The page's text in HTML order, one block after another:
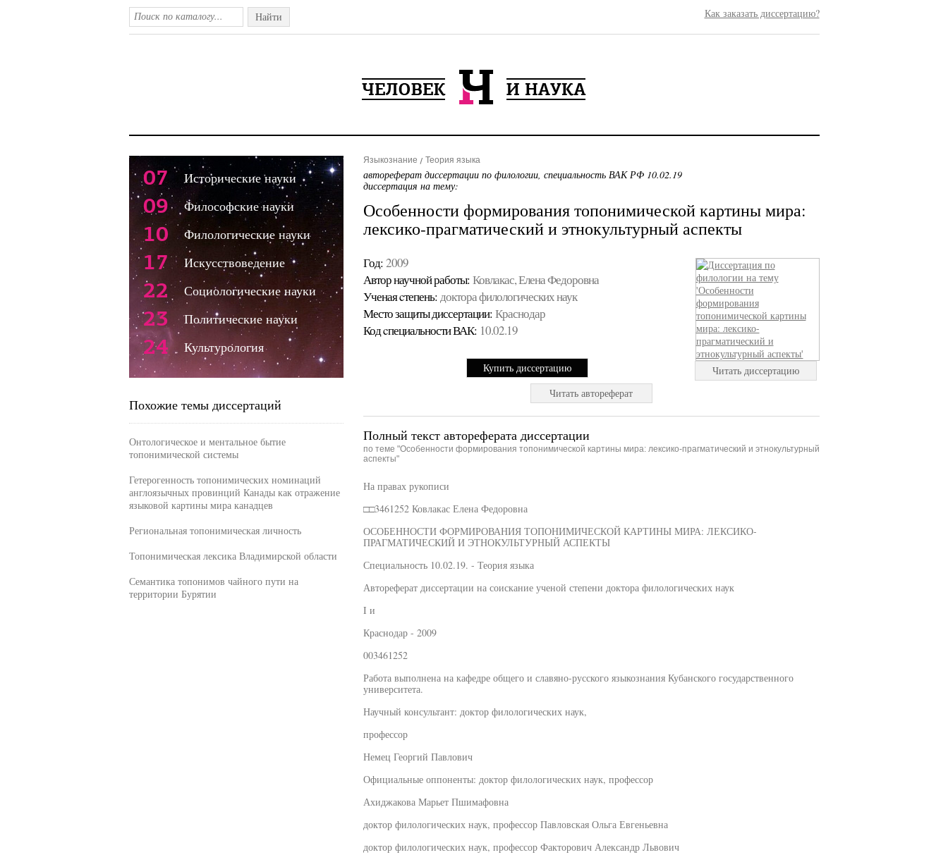
Найти Как заказать диссертацию?
Языкознание Теория языка
автореферат диссертации по филологии, специальность ВАК РФ 10.02.19
диссертация на тему:
Особенности формирования топонимической картины мира:
лексико-прагматический и этнокультурный аспекты
Год: 2009
Автор научной работы: Ковлакас, Елена Федоровна
Ученая cтепень: доктора филологических наук
Место защиты диссертации: Краснодар
Код cпециальности ВАК: 10.02.19
Купить диссертацию
Читать диссертацию
Читать автореферат
Полный текст автореферата диссертации
по теме "Особенности формирования топонимической картины мира: лексико-прагматический и этнокультурный
аспекты"
На правах рукописи
□□3461252 Ковлакас Елена Федоровна
ОСОБЕННОСТИ ФОРМИРОВАНИЯ ТОПОНИМИЧЕСКОЙ КАРТИНЫ МИРА: ЛЕКСИКО-
ПРАГМАТИЧЕСКИЙ И ЭТНОКУЛЬТУРНЫЙ АСПЕКТЫ
Специальность 10.02.19. - Теория языка
Автореферат диссертации на соискание ученой степени доктора филологических наук
I и
Краснодар - 2009
003461252
Работа выполнена на кафедре общего и славяно-русского языкознания Кубанского государственного
университета.
Научный консультант: доктор филологических наук,
профессор
Немец Георгий Павлович
Официальные оппоненты: доктор филологических наук, профессор
Ахиджакова Марьет Пшимафовна
доктор филологических наук, профессор Павловская Ольга Евгеньевна
доктор филологических наук, профессор Факторович Александр Львович
07 Исторические науки
09 Философские науки
10 Филологические науки
17 Искусствоведение
22 Социологические науки
23 Политические науки
24 Культурология
Похожие темы диссертаций
Онтологическое и ментальное бытие
топонимической системы
Гетерогенность топонимических номинаций
англоязычных провинций Канады как отражение
языковой картины мира канадцев
Региональная топонимическая личность
Топонимическая лексика Владимирской области
Семантика топонимов чайного пути на
территории Бурятии